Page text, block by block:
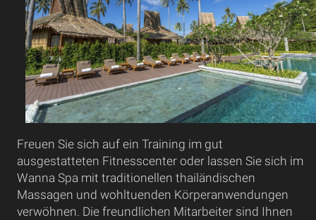
Freuen Sie sich auf ein Training im gut
ausgestatteten Fitnesscenter oder lassen Sie sich im
Wanna Spa mit traditionellen thailändischen
Massagen und wohltuenden Körperanwendungen
verwöhnen. Die freundlichen Mitarbeiter sind Ihnen